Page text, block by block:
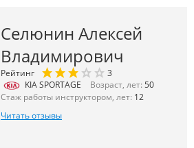
Селюнин Алексей
Владимирович
Рейтинг
3
KIA SPORTAGE
Возраст, лет: 50
Стаж работы инструктором, лет: 12
Читать отзывы